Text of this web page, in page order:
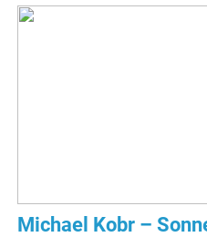
Michael Kobr –